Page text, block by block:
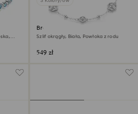
Bransoletka Imber
Szlif okrągły, Biała, Powłoka z rodu
549 zł